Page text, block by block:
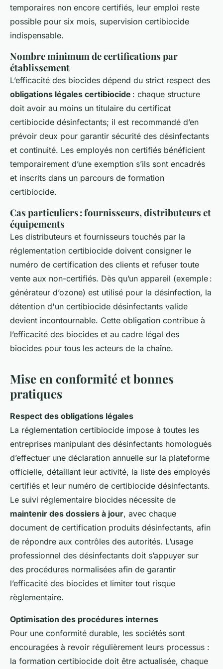
temporaires non encore certifiés, leur emploi reste
possible pour six mois, supervision certibiocide
indispensable.
Nombre minimum de certifications par
établissement
L’efficacité des biocides dépend du strict respect des
obligations légales certibiocide : chaque structure
doit avoir au moins un titulaire du certificat
certibiocide désinfectants; il est recommandé d’en
prévoir deux pour garantir sécurité des désinfectants
et continuité. Les employés non certifiés bénéficient
temporairement d’une exemption s’ils sont encadrés
et inscrits dans un parcours de formation
certibiocide.
Cas particuliers : fournisseurs, distributeurs et
équipements
Les distributeurs et fournisseurs touchés par la
réglementation certibiocide doivent consigner le
numéro de certification des clients et refuser toute
vente aux non-certifiés. Dès qu’un appareil (exemple :
générateur d’ozone) est utilisé pour la désinfection, la
détention d'un certibiocide désinfectants valide
devient incontournable. Cette obligation contribue à
l’efficacité des biocides et au cadre légal des
biocides pour tous les acteurs de la chaîne.
Mise en conformité et bonnes
pratiques
Respect des obligations légales
La réglementation certibiocide impose à toutes les
entreprises manipulant des désinfectants homologués
d’effectuer une déclaration annuelle sur la plateforme
officielle, détaillant leur activité, la liste des employés
certifiés et leur numéro de certibiocide désinfectants.
Le suivi réglementaire biocides nécessite de
maintenir des dossiers à jour, avec chaque
document de certification produits désinfectants, afin
de répondre aux contrôles des autorités. L’usage
professionnel des désinfectants doit s’appuyer sur
des procédures normalisées afin de garantir
l’efficacité des biocides et limiter tout risque
règlementaire.
Optimisation des procédures internes
Pour une conformité durable, les sociétés sont
encouragées à revoir régulièrement leurs processus :
la formation certibiocide doit être actualisée, chaque